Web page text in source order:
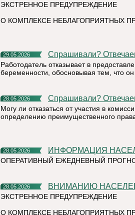
ЭКСТРЕННОЕ ПРЕДУПРЕЖДЕНИЕ
О КОМПЛЕКСЕ НЕБЛАГОПРИЯТНЫХ
29.05.2026 Спрашивали?
Работодатель отказывает в
беременности, обосновывая тем, что
28.05.2026 Спрашивали?
Могу ли отказаться от участия в
определению преимущественного
28.05.2026 ИНФОРМАЦИЯ
ОПЕРАТИВНЫЙ ЕЖЕДНЕВНЫЙ
28.05.2026 ВНИМАНИЮ
ЭКСТРЕННОЕ ПРЕДУПРЕЖДЕНИЕ
О КОМПЛЕКСЕ НЕБЛАГОПРИЯТНЫХ